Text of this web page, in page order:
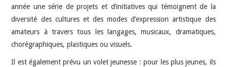
année une série de projets et d’initiatives qui témoignent de la
diversité des cultures et des modes d’expression artistique des
amateurs à travers tous les langages, musicaux, dramatiques,
chorégraphiques, plastiques ou visuels.
Il est également prévu un volet jeunesse : pour les plus jeunes, ils